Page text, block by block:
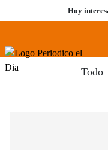
al
Hoy
Menú
Todo